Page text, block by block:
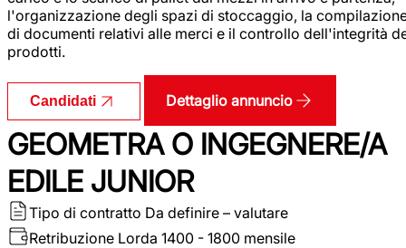
l'organizzazione degli spazi di stoccaggio, la
di documenti relativi alle merci e il controllo dell'integrità
prodotti.
Candidati Dettaglio annuncio
GEOMETRA O INGEGNERE/A
EDILE JUNIOR
Tipo di contratto Da definire – valutare
Retribuzione Lorda 1400 - 1800 mensile